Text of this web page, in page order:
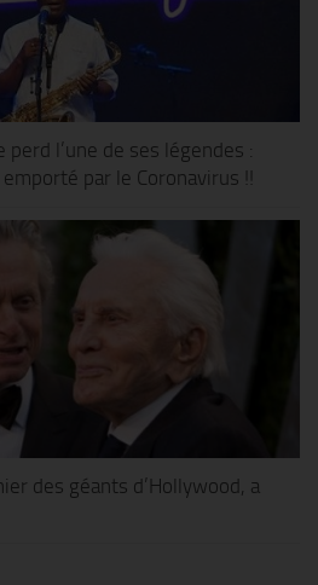
perd l’une de ses légendes :
par le Coronavirus !!
des géants d’Hollywood, a